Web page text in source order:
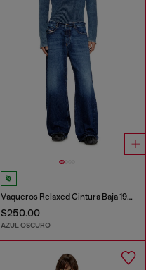
Vaqueros Relaxed Cintura Baja 1996 D-Sire
$250.00
AZUL OSCURO